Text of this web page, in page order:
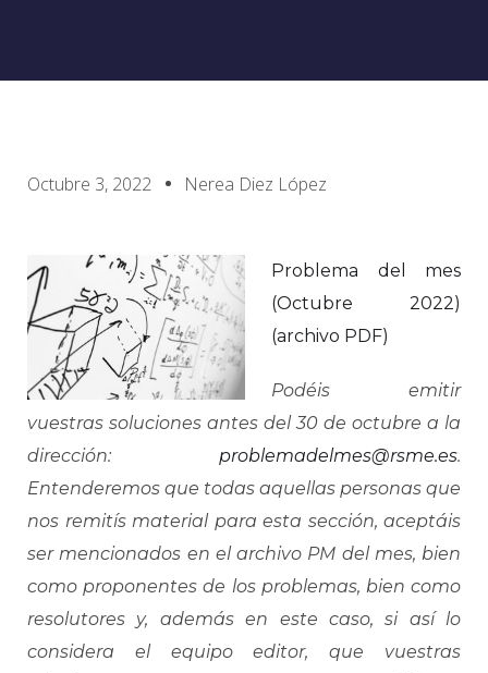
Octubre 3, 2022 Nerea Diez López
Problema del mes
(Octubre 2022)
(archivo PDF)
Podéis emitir
vuestras soluciones antes del 30 de octubre a la
dirección: problemadelmes@rsme.es.
Entenderemos que todas aquellas personas que
nos remitís material para esta sección, aceptáis
ser mencionados en el archivo PM del mes, bien
como proponentes de los problemas, bien como
resolutores y, además en este caso, si así lo
considera el equipo editor, que vuestras